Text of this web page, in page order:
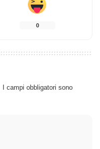
0
I campi obbligatori sono